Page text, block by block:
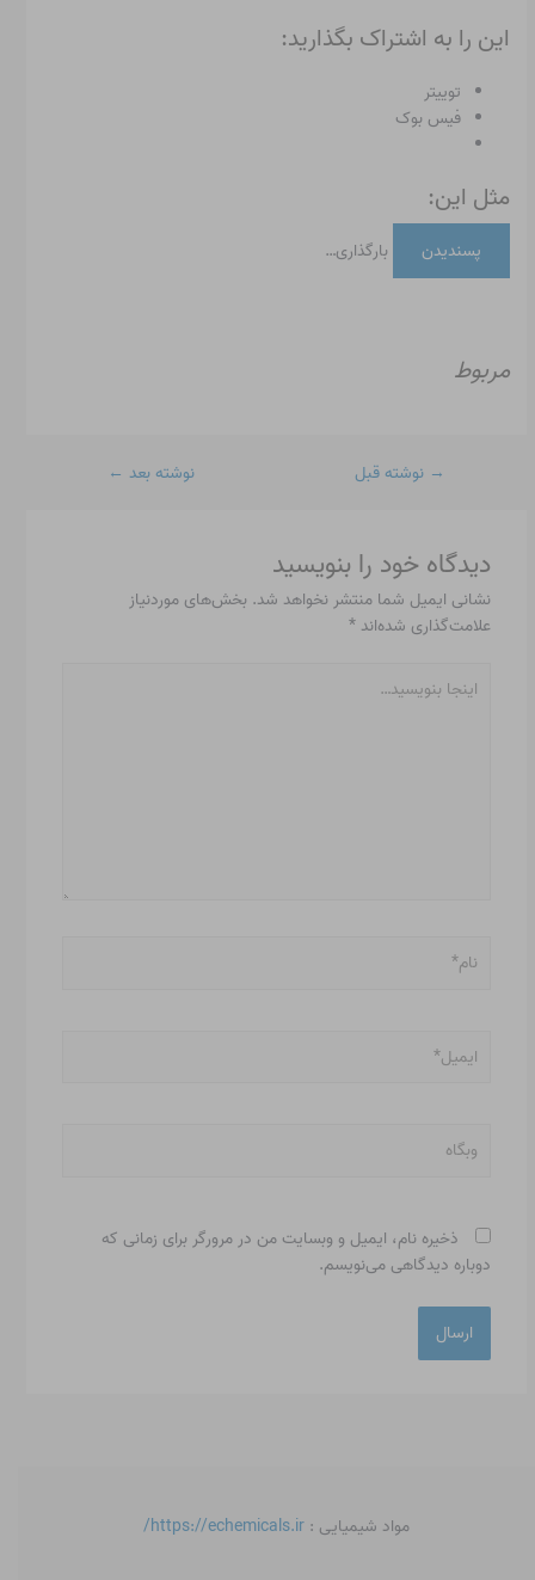
این را به اشتراک بگذارید:
توییتر
فیس بوک
مثل این:
پسندیدن بارگذاری…
مربوط
→ نوشته قبل نوشته بعد ←
دیدگاه‌ خود را بنویسید
نشانی ایمیل شما منتشر نخواهد شد. بخش‌های موردنیاز
علامت‌گذاری شده‌اند *
بنویسید…
وبگاه
ذخیره نام، ایمیل و وبسایت من در مرورگر برای زمانی که
دوباره دیدگاهی می‌نویسم.
مواد شیمیایی : https://echemicals.ir/